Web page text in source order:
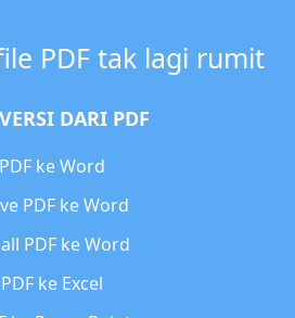
PDF tak lagi rumit
DARI PDF
PDF ke Word
PDF ke Word
PDF ke Word
PDF ke Excel